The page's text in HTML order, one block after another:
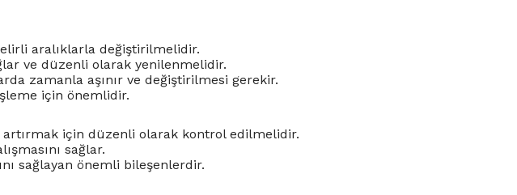
aralıklarla değiştirilmelidir.
ve düzenli olarak yenilenmelidir.
zamanla aşınır ve değiştirilmesi gerekir.
için önemlidir.
için düzenli olarak kontrol edilmelidir.
sağlar.
sağlayan önemli bileşenlerdir.